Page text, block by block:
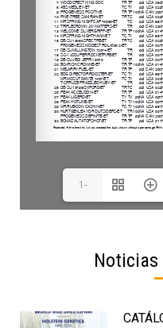
1-
Noticias